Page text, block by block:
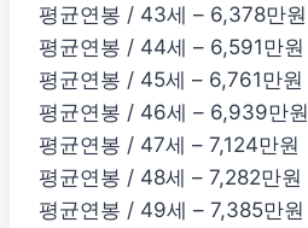
평균연봉 / 43세 – 6,378만원
평균연봉 / 44세 – 6,591만원
평균연봉 / 45세 – 6,761만원
평균연봉 / 46세 – 6,939만원
평균연봉 / 47세 – 7,124만원
평균연봉 / 48세 – 7,282만원
평균연봉 / 49세 – 7,385만원